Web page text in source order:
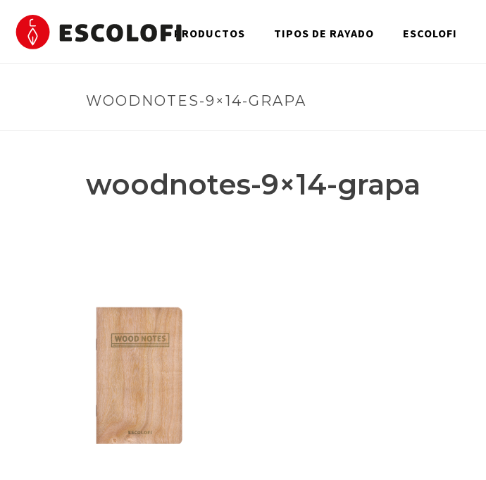
PRODUCTOS TIPOS DE RAYADO ESCOLOFI
WOODNOTES-9×14-GRAPA
woodnotes-9×14-grapa